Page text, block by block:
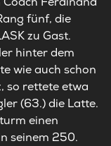
fünf, die
zu Gast.
hinter dem
wie auch schon
so rettete etwa
(63.) die Latte.
einen
seinem 250.